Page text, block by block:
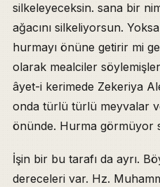
silkeleyeceksin. sana bir
ağacını silkeliyorsun.
hurmayı önüne getirir mi
olarak mealciler
âyet-i kerimede Zekeriya
onda türlü türlü meyvalar
önünde. Hurma görmüyor
İşin bir bu tarafı da ayrı.
dereceleri var. Hz.